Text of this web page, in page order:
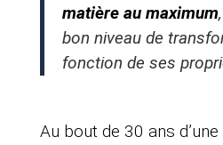
matière au maximum
bon niveau de
fonction de ses
Au bout de 30 ans